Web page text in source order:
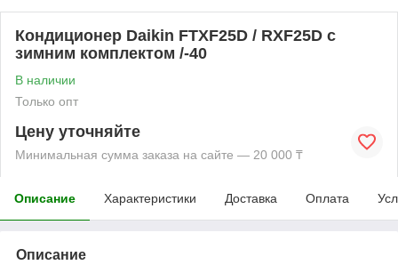
Кондиционер Daikin FTXF25D / RXF25D с
зимним комплектом /-40
В наличии
Только опт
Цену уточняйте
Минимальная сумма заказа на сайте — 20 000 ₸
Описание Характеристики Доставка Оплата
Описание